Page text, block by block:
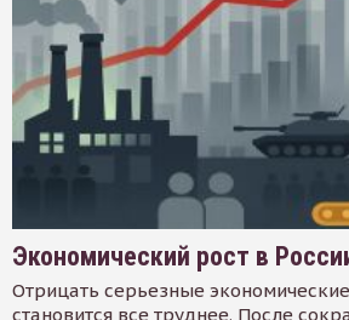
Экономический рост в
Отрицать серьезные
становится все труднее. После